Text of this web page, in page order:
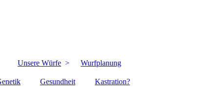
Unsere Würfe Wurfplanung
Gesundheit Kastration?